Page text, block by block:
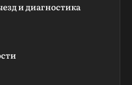
и диагностика